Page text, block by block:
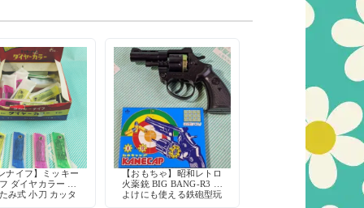
ナイフ】ミッキー
ダイヤカラー 折
み式 小刀 カッタ
【おもちゃ】昭和レトロ
火薬銃 BIG BANG-R3 熊
よけにも使える鉄砲型玩